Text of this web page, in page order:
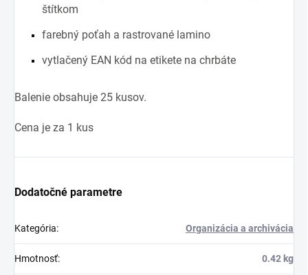
štítkom
farebný poťah a rastrované lamino
vytlačený EAN kód na etikete na chrbáte
Balenie obsahuje 25 kusov.
Cena je za 1 kus
Dodatočné parametre
Kategória: Organizácia a archivácia
Hmotnosť: 0.42 kg